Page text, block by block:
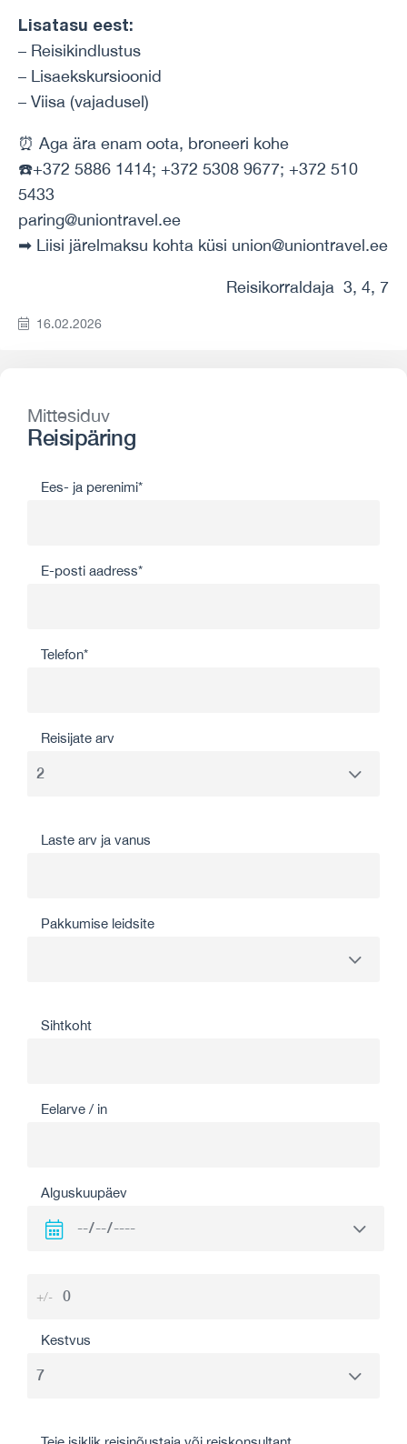
Lisatasu eest:
– Reisikindlustus
– Lisaekskursioonid
– Viisa (vajadusel)
⏰ Aga ära enam oota, broneeri kohe
☎️+372 5886 1414; +372 5308 9677; +372 510
5433
paring@uniontravel.ee
➡ Liisi järelmaksu kohta küsi union@uniontravel.ee
Reisikorraldaja 3, 4, 7
16.02.2026
Mittesiduv
Reisipäring
Ees- ja perenimi*
E-posti aadress*
Telefon*
Reisijate arv
Laste arv ja vanus
Pakkumise leidsite
Sihtkoht
Eelarve / in
Alguskuupäev
+/-
Kestvus